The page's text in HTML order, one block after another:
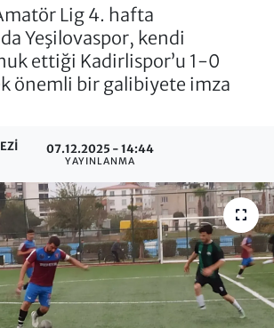
Lig 4. hafta
Yeşilovaspor, kendi
ettiği Kadirlispor’u 1-0
önemli bir galibiyete imza
07.12.2025 - 14:44
YAYINLANMA